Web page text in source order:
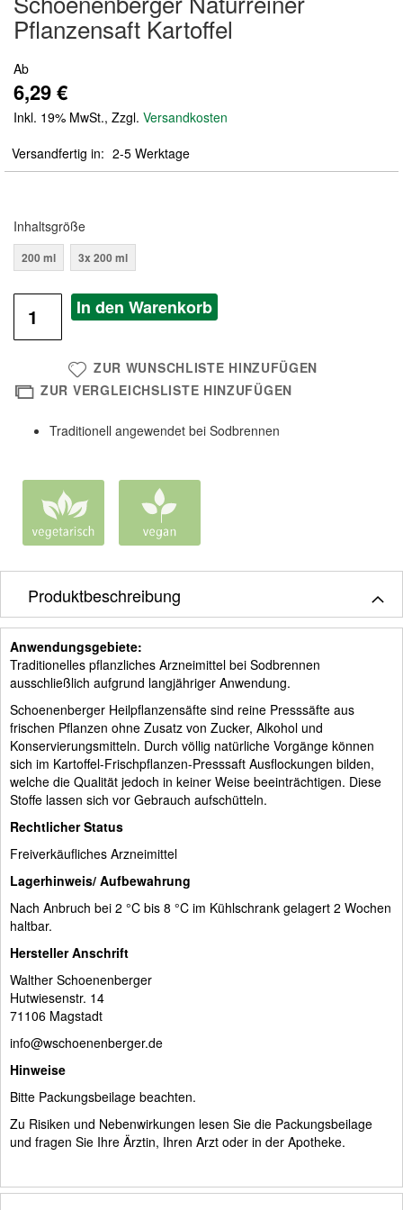
der
Bildergalerie
Pflanzensaft Kartoffel
Ab
6,29 €
Inkl. 19% MwSt., Zzgl. Versandkosten
Versandfertig in
2-5 Werktage
Inhaltsgröße
200 ml 3x 200 ml
In den Warenkorb
ZUR WUNSCHLISTE HINZUFÜGEN
ZUR VERGLEICHSLISTE HINZUFÜGEN
Traditionell angewendet bei Sodbrennen
Produktbeschreibung
Anwendungsgebiete:
Traditionelles pflanzliches Arzneimittel bei Sodbrennen
ausschließlich aufgrund langjähriger Anwendung.
Schoenenberger Heilpflanzensäfte sind reine Presssäfte aus
frischen Pflanzen ohne Zusatz von Zucker, Alkohol und
Konservierungsmitteln. Durch völlig natürliche Vorgänge können
sich im Kartoffel-Frischpflanzen-Presssaft Ausflockungen bilden,
welche die Qualität jedoch in keiner Weise beeinträchtigen. Diese
Stoffe lassen sich vor Gebrauch aufschütteln.
Rechtlicher Status
Freiverkäufliches Arzneimittel
Lagerhinweis/ Aufbewahrung
Nach Anbruch bei 2 °C bis 8 °C im Kühlschrank gelagert 2 Wochen
haltbar.
Hersteller Anschrift
Walther Schoenenberger
Hutwiesenstr. 14
71106 Magstadt
info@wschoenenberger.de
Hinweise
Bitte Packungsbeilage beachten.
Zu Risiken und Nebenwirkungen lesen Sie die Packungsbeilage
und fragen Sie Ihre Ärztin, Ihren Arzt oder in der Apotheke.